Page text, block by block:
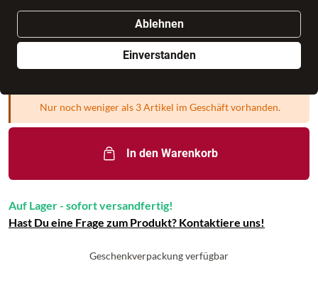
Ablehnen
Einverstanden
Preis
60,00 € inkl. MwSt., VersandGRATIS
Verkauf durchHORN Onlinein HORN
Nur noch weniger als 3 Artikel im Geschäft vorhanden.
In den Warenkorb
Auf Lager - sofort versandfertig!
Hast Du eine Frage zum Produkt? Kontaktiere uns!
Geschenkverpackung verfügbar